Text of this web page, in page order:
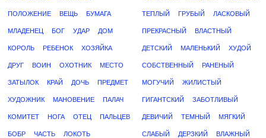
ПОЛОЖЕНИЕ ВЕЩЬ БУМАГА
МЛАДЕНЕЦ БОГ УДАР ДОМ
КОРОЛЬ РЕБЕНОК ХОЗЯЙКА
ДРУГ ВОИН ОХОТНИК МЕСТО
ЗАТЫЛОК КРАЙ ДОЧЬ ПРЕДМЕТ
ХУДОЖНИК МАНОВЕНИЕ ПАЛАЧ
КОМИТЕТ НОГА ОТЕЦ ПАЛЬЦЕВ
БОБР ЧАСТЬ ЛОКОТЬ
ТЕПЛЫЙ ГРУБЫЙ ЛАСКОВЫЙ
ПРЕКРАСНЫЙ ВЛАСТНЫЙ
ДЕТСКИЙ МАЛЕНЬКИЙ ХУДОЙ
СОБСТВЕННЫЙ РАНЕНЫЙ
МОГУЧИЙ ЖИЛИСТЫЙ
ГИГАНТСКИЙ ЗАБОТЛИВЫЙ
ДЕВИЧИЙ ТЕМНЫЙ МЯГКИЙ
СЛАБЫЙ ДЕРЗКИЙ ВЛАЖНЫЙ